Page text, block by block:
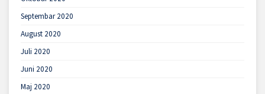
Septembar 2020
August 2020
Juli 2020
Juni 2020
Maj 2020